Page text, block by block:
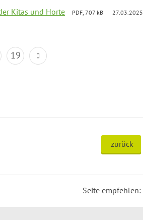
Kitas und Horte PDF, 707 kB 27.03.2025
19
zurück
Seite empfehlen: